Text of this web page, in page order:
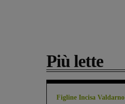
Più lette
Figline Incisa Valdarno